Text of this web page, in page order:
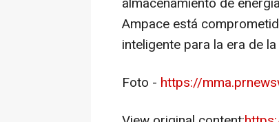
Ampace está
inteligente para la era de la
Foto - https://